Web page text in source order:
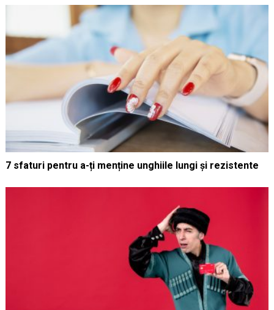
7 sfaturi pentru a-ți menține unghiile lungi și rezistente